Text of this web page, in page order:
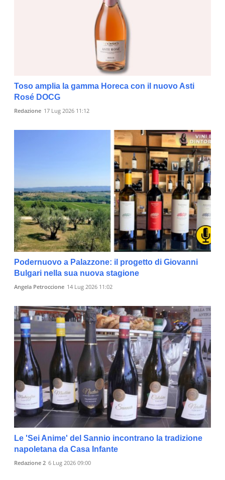
Toso amplia la gamma Horeca con il nuovo Asti
Rosé DOCG
Redazione 17 Lug 2026 11:12
Podernuovo a Palazzone: il progetto di Giovanni
Bulgari nella sua nuova stagione
Angela Petroccione 14 Lug 2026 11:02
Le 'Sei Anime' del Sannio incontrano la tradizione
napoletana da Casa Infante
Redazione 2 6 Lug 2026 09:00